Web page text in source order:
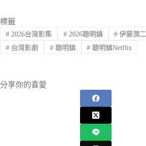
標籤
#2026台灣影集 #2026聰明鎮 # 伊藤潤二
#台灣影劇 #聰明鎮 # 聰明鎮Netflix
分享你的喜愛